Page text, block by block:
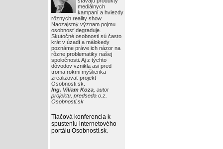
mediálnych
kampaní a hviezdy
rôznych reality show.
Naozajstný význam pojmu
osobnosť degraduje.
Skutočné osobnosti sú často
krát v úzadí a málokedy
poznáme práve ich názor na
rôzne problematiky našej
spoločnosti. Aj z týchto
dôvodov vznikla asi pred
troma rokmi myšlienka
zrealizovať projekt
Osobnosti.sk.
Ing. Viliam Koza , autor
projektu, predseda o.z.
Osobnosti.sk
Tlačová konferencia k
spusteniu internetového
portálu Osobnosti.sk